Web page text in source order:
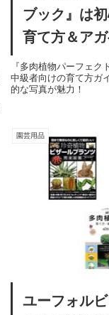
ブック』は
育て方＆ア
『多肉植物パーフェ
中級者向けの育て方ガ
的な写真が魅力！
園芸用品
ユーフォル